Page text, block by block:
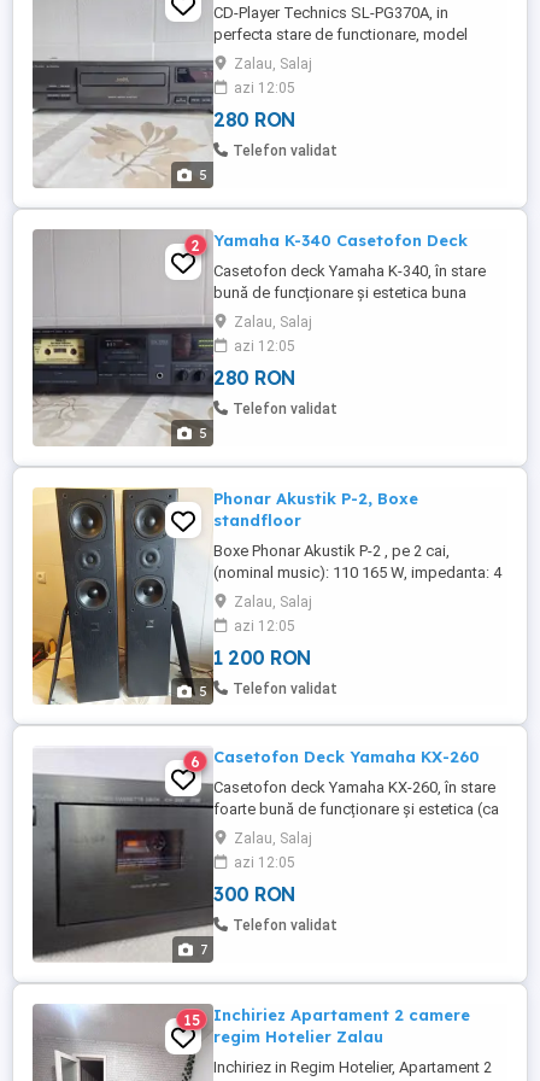
5
CD-Player Technics SL-PG370A, in
perfecta stare de functionare, model
fabricat in 1995-98, in Germania,
dimensiuni: 430 x 92 x 290 mm,
greutate:3,3 kg. Prefer ridicare personala.
Trimit prin curier sau posta romana numai
cu plata produs in avans, (transfer
Zalau, Salaj
azi 12:05
280 RON
Telefon validat
5
2 Yamaha K-340 Casetofon Deck
Casetofon deck Yamaha K-340, în stare
bună de funcționare și estetica buna
(zgarieturi fine pe capac), dolby B, C, HX
Pro, dimensiuni: 435 x 112 x 225mm,
model fabricat in 1987. Prefer ridicare
personala. Trimit prin curier sau posta
romana numai cu plata produs in avans,
Zalau, Salaj
azi 12:05
280 RON
Telefon validat
5
Phonar Akustik P-2, Boxe
standfloor
Boxe Phonar Akustik P-2 , pe 2 cai,
(nominal music): 110 165 W, impedanta: 4
Ohmi, raspuns in frecventa: 36 - 22,000 Hz,
diametru difuzor de bass: 2 x 130 mm,
dimensiuni: 830 x 187 x 267 mm (H x W x
D), greutate: 14.6kg buc, fabricate in
Germania. Boxele sunt in perfecta stare de
Zalau, Salaj
azi 12:05
1 200 RON
Telefon validat
7
6 Casetofon Deck Yamaha KX-260
Casetofon deck Yamaha KX-260, în stare
foarte bună de funcționare și estetica (ca
si nou). Redare si inregistrare foarte buna,
fata metalica. Prefer ridicare personala.
Trimit prin curier sau posta romana numai
cu plata produs in avans, (transfer
bancar). Nu trimit cu ramburs. Taxele
Zalau, Salaj
azi 12:05
300 RON
Telefon validat
15
Inchiriez Apartament 2 camere
regim Hotelier Zalau
Inchiriez in Regim Hotelier, Apartament 2